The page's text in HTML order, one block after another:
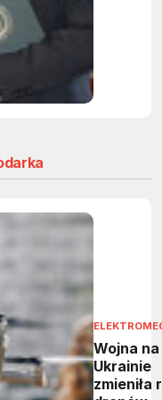
Wojna na
Ukrainie
zmieniła